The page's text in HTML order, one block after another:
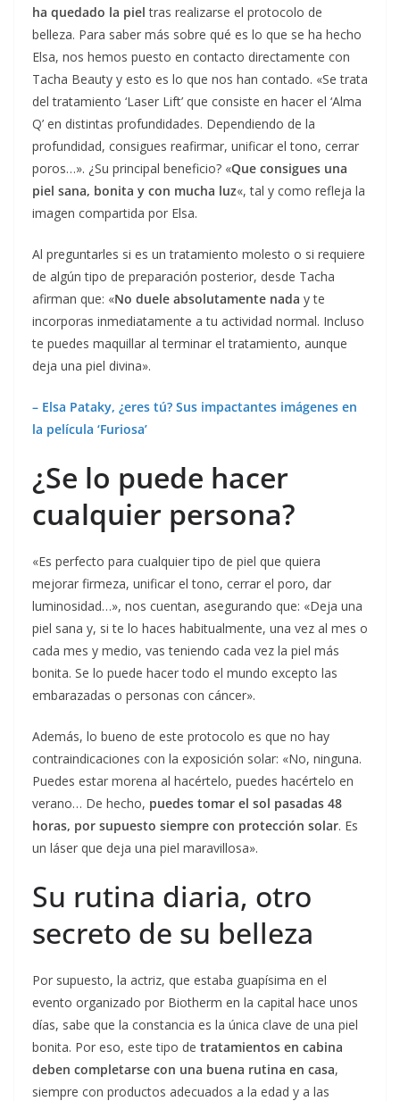
ha quedado la pieltras realizarse el protocolo de
belleza. Para saber más sobre qué es lo que se ha hecho
Elsa, nos hemos puesto en contacto directamente con
Tacha Beauty y esto es lo que nos han contado. «Se trata
del tratamiento ‘Laser Lift’ que consiste en hacer el ‘Alma
Q’ en distintas profundidades. Dependiendo de la
profundidad, consigues reafirmar, unificar el tono, cerrar
poros…». ¿Su principal beneficio? «Que consigues una
piel sana, bonita y con mucha luz«, tal y como refleja la
imagen compartida por Elsa.
Al preguntarles si es un tratamiento molesto o si requiere
de algún tipo de preparación posterior, desde Tacha
afirman que: «No duele absolutamente nada y te
incorporas inmediatamente a tu actividad normal. Incluso
te puedes maquillar al terminar el tratamiento, aunque
deja una piel divina».
– Elsa Pataky, ¿eres tú? Sus impactantes imágenes en
la película ‘Furiosa’
¿Se lo puede hacer
cualquier persona?
«Es perfecto para cualquier tipo de piel que quiera
mejorar firmeza, unificar el tono, cerrar el poro, dar
luminosidad…», nos cuentan, asegurando que: «Deja una
piel sana y, si te lo haces habitualmente, una vez al mes o
cada mes y medio, vas teniendo cada vez la piel más
bonita. Se lo puede hacer todo el mundo excepto las
embarazadas o personas con cáncer».
Además, lo bueno de este protocolo es que no hay
contraindicaciones con la exposición solar: «No, ninguna.
Puedes estar morena al hacértelo, puedes hacértelo en
verano… De hecho, puedes tomar el sol pasadas 48
horas, por supuesto siempre con protección solar. Es
un láser que deja una piel maravillosa».
Su rutina diaria, otro
secreto de su belleza
Por supuesto, la actriz, que estaba guapísima en el
evento organizado por Biotherm en la capital hace unos
días, sabe que la constancia es la única clave de una piel
bonita. Por eso, este tipo de tratamientos en cabina
deben completarse con una buena rutina en casa,
siempre con productos adecuados a la edad y a las